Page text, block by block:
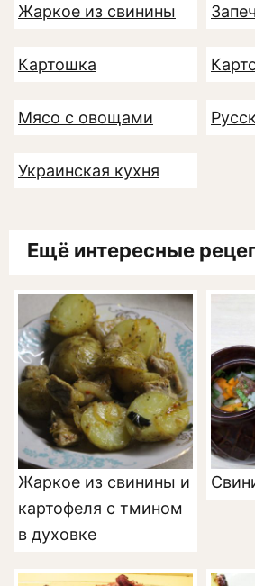
Жаркое из свинины
Картошка
Мясо с овощами
Украинская кухня
Ещё интересные
Жаркое из свинины и
картофеля с тмином
в духовке